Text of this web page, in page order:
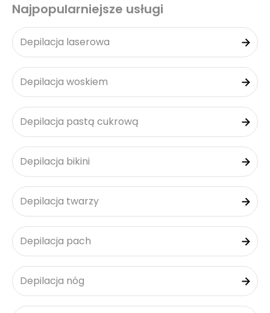
Najpopularniejsze usługi
Depilacja laserowa
Depilacja woskiem
Depilacja pastą cukrową
Depilacja bikini
Depilacja twarzy
Depilacja pach
Depilacja nóg